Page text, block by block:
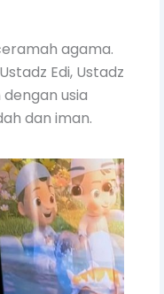
agama.
Edi, Ustadz
usia
dan iman.